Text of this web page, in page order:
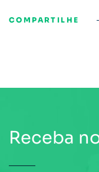
COMPARTILHE
Receba